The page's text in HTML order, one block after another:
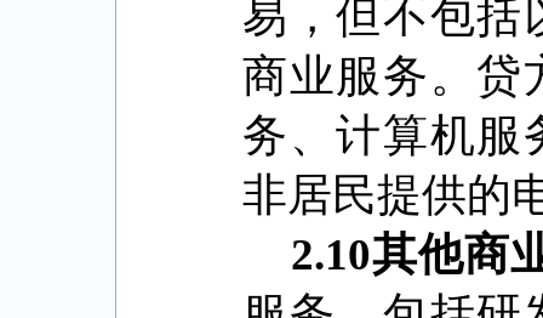
易，但不包括
商业服务。贷
务、计算机服
非居民提供的
2.10其他商